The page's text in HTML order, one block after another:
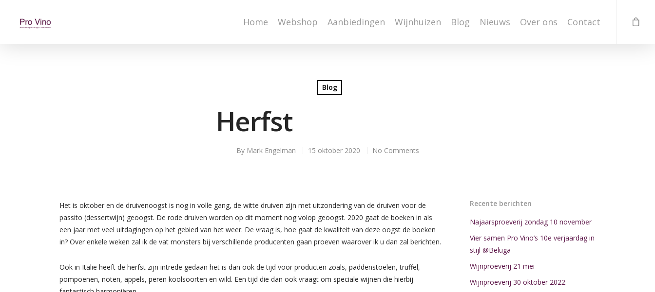
Home Webshop Aanbiedingen Wijnhuizen Blog Nieuws Over ons Contact
Blog
Herfst
By Mark Engelman 15 oktober 2020 No Comments
Het is oktober en de druivenoogst is nog in volle gang, de witte druiven zijn met uitzondering van de druiven voor de
passito (dessertwijn) geoogst. De rode druiven worden op dit moment nog volop geoogst. 2020 gaat de boeken in als
een jaar met veel uitdagingen op het gebied van het weer. De vraag is, hoe gaat de kwaliteit van deze oogst de boeken
in? Over enkele weken zal ik de vat monsters bij verschillende producenten gaan proeven waarover ik u dan zal berichten.
Ook in Italië heeft de herfst zijn intrede gedaan het is dan ook de tijd voor producten zoals, paddenstoelen, truffel,
pompoenen, noten, appels, peren koolsoorten en wild. Een tijd die dan ook vraagt om speciale wijnen die hierbij
Recente berichten
Najaarsproeverij zondag 10 november
Vier samen Pro Vino’s 10e verjaardag in
stijl @Beluga
Wijnproeverij 21 mei
Wijnproeverij 30 oktober 2022